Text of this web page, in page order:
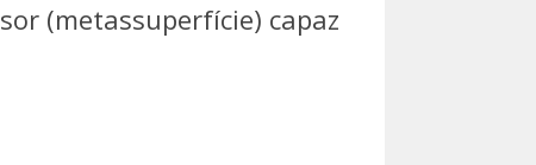
(metassuperfície) capaz